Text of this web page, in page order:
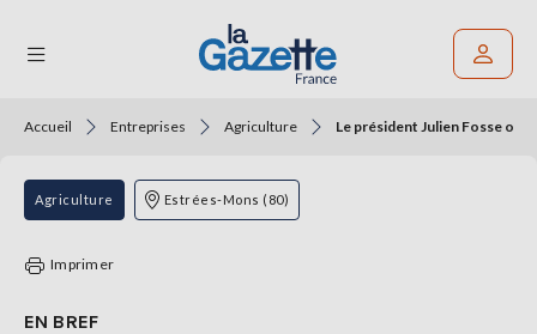
THÉMATIQUES
RÉGIONS
Accueil Entreprises Agriculture Le président Julien Fosse
Agriculture Estrées-Mons (80)
Imprimer
EN BREF